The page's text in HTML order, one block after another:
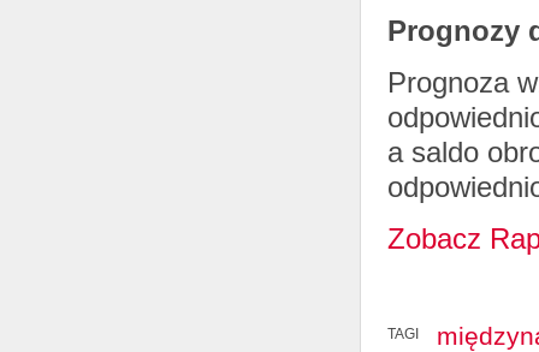
Prognozy
Prognoza
a saldo
Zobacz
TAGI